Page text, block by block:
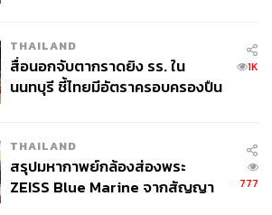
THAILAND
สื่อนอกจับตากราดยิง รร. ใน
นนทบุรี ชี้ไทยมีอัตราครอบครองปืน
1K
THAILAND
สรุปมหากาพย์กล้องส่องพระ
ZEISS Blue Marine จากสัญญา
777